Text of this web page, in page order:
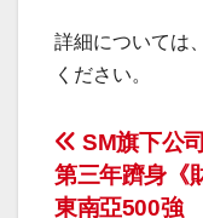
詳細については、
ください。
投
稿
SM旗下公
第三年躋身《
東南亞500強